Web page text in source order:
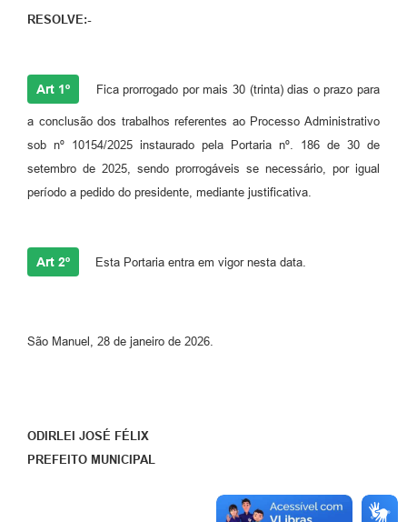
RESOLVE:-
Art 1º Fica prorrogado por mais 30 (trinta) dias o prazo para
a conclusão dos trabalhos referentes ao Processo Administrativo
sob nº 10154/2025 instaurado pela Portaria nº. 186 de 30 de
setembro de 2025, sendo prorrogáveis se necessário, por igual
período a pedido do presidente, mediante justificativa.
Art 2º Esta Portaria entra em vigor nesta data.
São Manuel, 28 de janeiro de 2026.
ODIRLEI JOSÉ FÉLIX
PREFEITO MUNICIPAL